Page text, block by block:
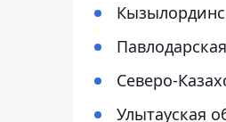
Северо-
Улытауская